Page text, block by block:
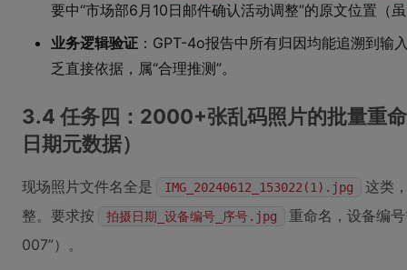
要中“市场部6月10日邮件确认活动调整”的原文位置（
业务逻辑验证 ：GPT-4o报告中所有归因均能追溯到输
乏直接依据，属“合理推测”。
3.4 任务四：2000+张乱码照片的批量重
日期元数据）
现场照片文件名全是 IMG_20240612_153022(1).jpg
这类
整。要求按
拍摄日期_设备编号_序号.jpg
重命名，设备编
007”）。